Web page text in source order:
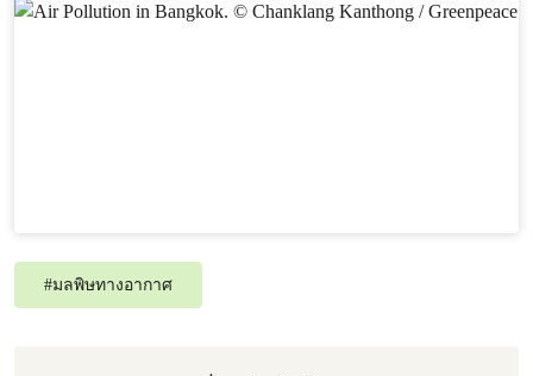
#มลพิษทางอากาศ